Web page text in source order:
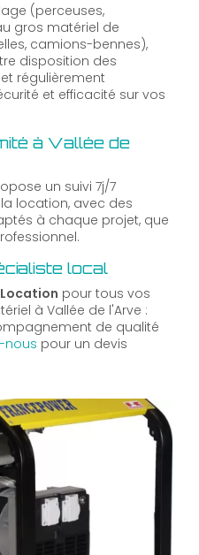
(perceuses,
gros matériel de
camions-bennes),
disposition des
régulièrement
et efficacité sur vos
à Vallée de
un suivi 7j/7
location, avec des
à chaque projet, que
local
pour tous vos
à Vallée de l'Arve :
de qualité
nous pour un devis